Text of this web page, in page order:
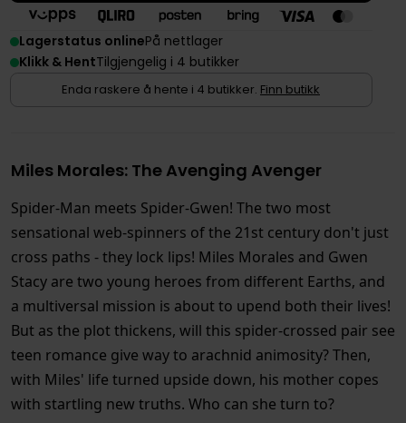
Lagerstatus onlinePå nettlager
Klikk & HentTilgjengelig i 4 butikker
Enda raskere å hente i 4 butikker. Finn butikk
Miles Morales: The Avenging Avenger
Spider-Man meets Spider-Gwen! The two most
sensational web-spinners of the 21st century don't just
cross paths - they lock lips! Miles Morales and Gwen
Stacy are two young heroes from different Earths, and
a multiversal mission is about to upend both their lives!
But as the plot thickens, will this spider-crossed pair see
teen romance give way to arachnid animosity? Then,
with Miles' life turned upside down, his mother copes
with startling new truths. Who can she turn to?